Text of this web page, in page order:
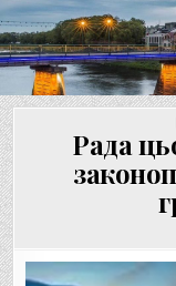
Перейти
до
вмісту
UNGVAR.UZ.UA
Рада